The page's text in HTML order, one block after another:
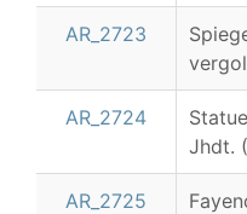
AR_2723
AR_2724
Jhdt.
AR_2725